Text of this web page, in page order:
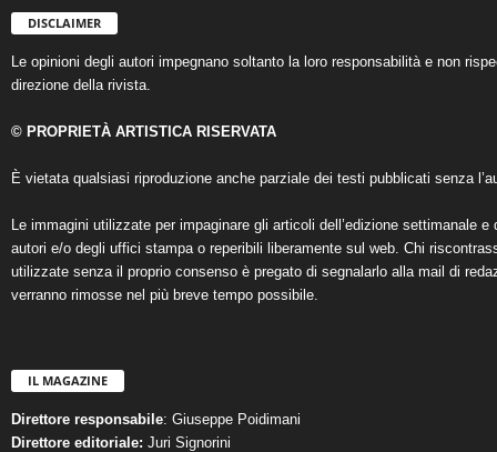
DISCLAIMER
Le opinioni degli autori impegnano soltanto la loro responsabilità e non
direzione della rivista.
© PROPRIETÀ ARTISTICA RISERVATA
È vietata qualsiasi riproduzione anche parziale dei testi pubblicati senza
Le immagini utilizzate per impaginare gli articoli dell’edizione settimanale
autori e/o degli uffici stampa o reperibili liberamente sul web. Chi
utilizzate senza il proprio consenso è pregato di segnalarlo alla mail di
verranno rimosse nel più breve tempo possibile.
IL MAGAZINE
Direttore responsabile: Giuseppe Poidimani
Direttore editoriale: Juri Signorini